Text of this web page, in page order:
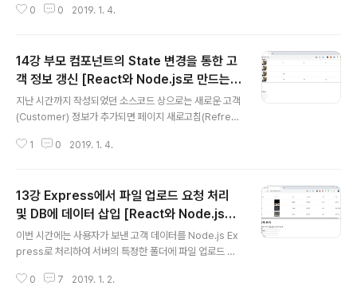
client 폴더로 이동해서 다음과 같은 명령어를 입력해서 ic
을 진행해보도록 하겠습니다. 우리가 적용할 AppBar는 R
eact.js의 Material UI 공식 사이트에서 제공하고 있는
기본 예제입니다. 말 그대로 기본 예제라는 점에서 한글 웹
폰트(Web Font) 등은 적용되어 있지 않습니다. 따라서 우
리가 직접 웹 폰트 등을 적용해야 합니다. ▶ Material UI
AppBar..
0 0 2019. 1. 4.
14강 부모 컴포넌트의 State 변경을 통한 고
객 정보 갱신 [React와 Node.js로 만드는
고객 관리 시스템 개발 강좌]
지난 시간까지 작성되었던 소스코드 상으로는 새로운 고객
(Customer) 정보가 추가되면 페이지 새로고침(Refres
있습니다. 하지만 기본적으로 리액트(React)는 SPA(Sin
(Customer Add) 컴포넌트에서 부모 컴포넌트의 상태(S
tate)를 변경하는 식으로 필요한 부분만 새로고침 되도록
설정하면 됩니다. 이 때는 기본적으로 부모 컴포넌트에서
자식 컴포넌트로 함수를 props로 건내주는 방식으로 구
현합니다. ※ 전체 고객 목록 다시 불러오기 ※ 고객 목록 추
가 이후에 새로고침 하는 과정을 구현하는 가장 대표적인
1 0 2019. 1. 4.
13강 Express에서 파일 업로드 요청 처리
및 DB에 데이터 삽입 [React와 Node.js로
만드는 고객 관리 시스템 개발 강좌]
이번 시간에는 사용자가 보낸 고객 데이터를 Node.js Ex
press로 처리하여 서버의 특정한 폴더에 파일 업로드 처
고객 정보를 실제 MySQL 데이터베이스(Database)에
0 7 2019. 1. 2.